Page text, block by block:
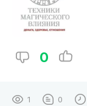
0
1 0